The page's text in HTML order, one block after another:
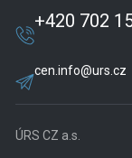
+420 702
cen.info@urs.cz
ÚRS CZ a.s.